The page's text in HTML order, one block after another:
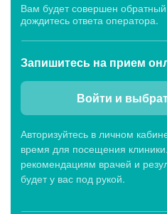
Вам будет совершен обратный
дождитесь ответа оператора.
Запишитесь на прием
Войти и
Авторизуйтесь в личном
время для посещения
рекомендациям врачей и
будет у вас под рукой.